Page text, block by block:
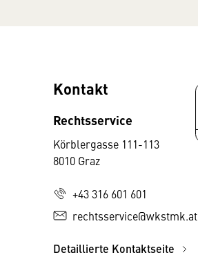
Kontakt
Rechtsservice
Körblergasse 111-113
8010 Graz
+43 316 601 601
rechtsservice@wkstmk.at
Detaillierte Kontaktseite